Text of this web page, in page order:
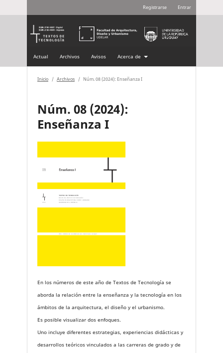
Actual Archivos Avisos Acerca de
Registrarse Entrar
Inicio / Archivos / Núm. 08 (2024): Enseñanza I
Núm. 08 (2024):
Enseñanza I
En los números de este año de Textos de Tecnología se
aborda la relación entre la enseñanza y la tecnología en los
ámbitos de la arquitectura, el diseño y el urbanismo.
Es posible visualizar dos enfoques.
Uno incluye diferentes estrategias, experiencias didácticas y
desarrollos teóricos vinculados a las carreras de grado y de